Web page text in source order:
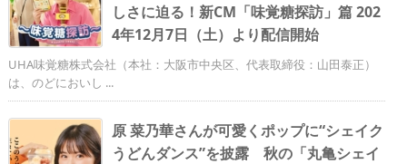
しさに迫る！新CM「味覚糖探訪」篇 202
4年12月7日（土）より配信開始
UHA味覚糖株式会社（本社：大阪市中央区、代表取締役：山田泰正）
は、のどにおいし ...
原 菜乃華さんが可愛くポップに“シェイク
うどんダンス”を披露 秋の「丸亀シェイ